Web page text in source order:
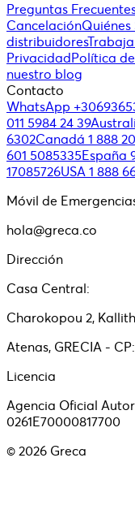
Preguntas Frecuentes
CancelaciónQuiénes
distribuidores
PrivacidadPolítica
nuestro blog
Contacto
WhatsApp
011 5984 24 39
6302Canadá 1 888
601 5085335España
17085726USA 1 888
Móvil de
hola@greca.co
Dirección
Casa Central:
Charokopou 2,
Atenas, GRECIA - CP:
Licencia
Agencia Oficial
0261E70000817700
© 2026 Greca